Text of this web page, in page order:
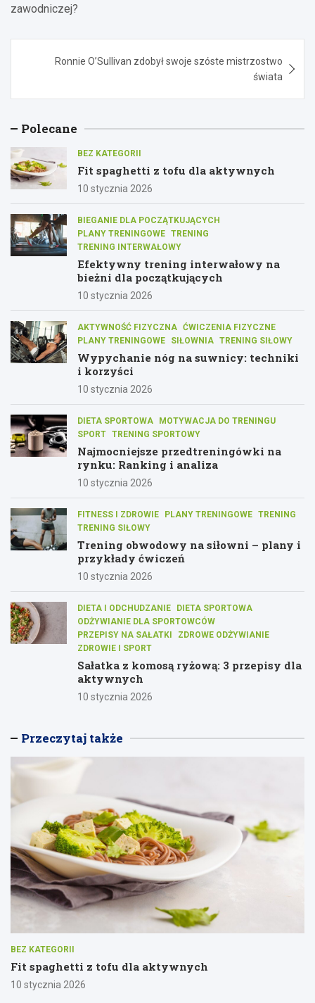
zawodniczej?
wpisuRonnie O’Sullivan zdobył swoje szóste mistrzostwo
świata
Polecane
BEZ KATEGORII
Fit spaghetti z tofu dla aktywnych
10 stycznia 2026
BIEGANIE DLA POCZĄTKUJĄCYCH
PLANY TRENINGOWE TRENING
TRENING INTERWAŁOWY
Efektywny trening interwałowy na
bieżni dla początkujących
10 stycznia 2026
AKTYWNOŚĆ FIZYCZNA ĆWICZENIA FIZYCZNE
PLANY TRENINGOWE
SIŁOWNIA TRENING SIŁOWY
Wypychanie nóg na suwnicy: techniki
i korzyści
10 stycznia 2026
DIETA SPORTOWA
MOTYWACJA DO TRENINGU
SPORT TRENING SPORTOWY
Najmocniejsze przedtreningówki na
rynku: Ranking i analiza
10 stycznia 2026
FITNESS I ZDROWIE PLANY TRENINGOWE TRENING
TRENING SIŁOWY
Trening obwodowy na siłowni – plany i
przykłady ćwiczeń
10 stycznia 2026
DIETA I ODCHUDZANIE
DIETA SPORTOWA
ODŻYWIANIE DLA SPORTOWCÓW
PRZEPISY NA SAŁATKI
ZDROWE ODŻYWIANIE
ZDROWIE I SPORT
Sałatka z komosą ryżową: 3 przepisy dla
aktywnych
10 stycznia 2026
Przeczytaj także
BEZ KATEGORII
Fit spaghetti z tofu dla aktywnych
10 stycznia 2026